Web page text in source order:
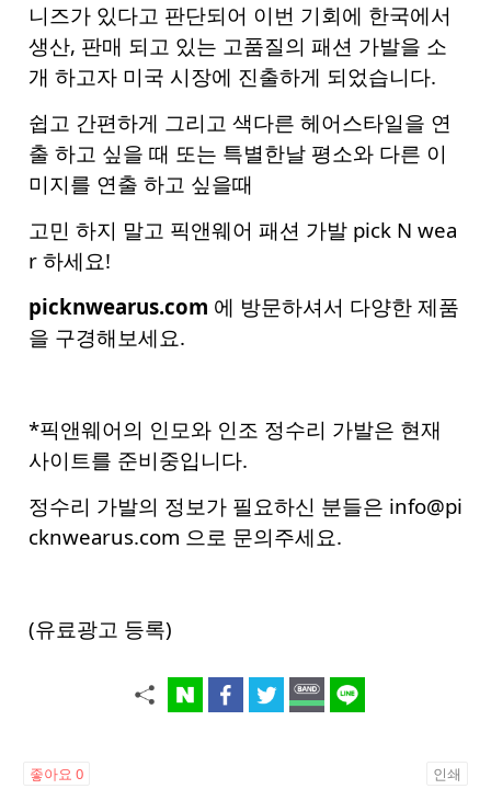
니즈가 있다고 판단되어 이번 기회에 한국에서
생산, 판매 되고 있는 고품질의 패션 가발을 소
개 하고자 미국 시장에 진출하게 되었습니다.
쉽고 간편하게 그리고 색다른 헤어스타일을 연
출 하고 싶을 때 또는 특별한날 평소와 다른 이
미지를 연출 하고 싶을때
고민 하지 말고 픽앤웨어 패션 가발 pick N wea
r 하세요!
picknwearus.com 에 방문하셔서 다양한 제품
을 구경해보세요.
*픽앤웨어의 인모와 인조 정수리 가발은 현재
사이트를 준비중입니다.
정수리 가발의 정보가 필요하신 분들은 info@pi
cknwearus.com 으로 문의주세요.
(유료광고 등록)
좋아요 0 인쇄